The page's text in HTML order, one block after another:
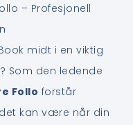
– Profesjonell
midt i en viktig
Som den ledende
Follo forstår
kan være når din